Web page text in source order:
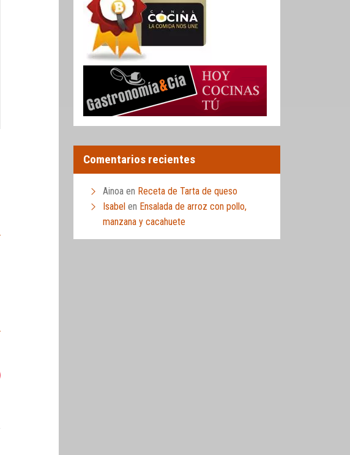
Comentarios recientes
Ainoa en Receta de Tarta de queso
Isabel en Ensalada de arroz con pollo,
manzana y cacahuete